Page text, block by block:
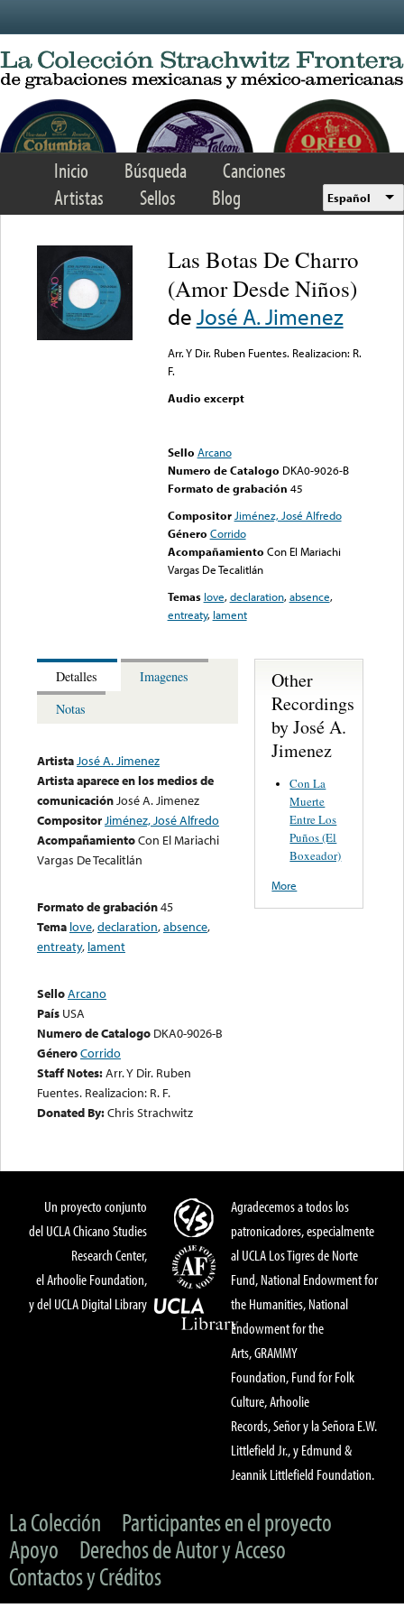
Inicio Búsqueda
Canciones
Artistas
Sellos Blog Español
Las Botas De Charro
(Amor Desde Niños)
deJosé A. Jimenez
Arr. Y Dir. Ruben Fuentes. Realizacion: R.
F.
Audio excerpt
Sello Arcano
Numero de Catalogo DKA0-9026-B
Formato de grabación 45
Compositor Jiménez, José Alfredo
Género Corrido
Acompañamiento Con El Mariachi
Vargas De Tecalitlán
Temas love,declaration,absence,
entreaty, lament
Detalles
Imagenes
Notas
ArtistaJosé A. Jimenez
Artista aparece en los medios de
comunicaciónJosé A. Jimenez
CompositorJiménez, José Alfredo
AcompañamientoCon El Mariachi
Vargas De Tecalitlán
Formato de grabación45
Tema love,declaration,absence,
entreaty, lament
SelloArcano
País USA
Numero de Catalogo DKA0-9026-B
GéneroCorrido
Staff Notes:Arr. Y Dir. Ruben
Fuentes. Realizacion: R. F.
Donated By:Chris Strachwitz
Other
Recordings
by José A.
Jimenez
Con La
Muerte
Entre Los
Puños (El
Boxeador)
More
Un proyecto conjunto
del UCLA Chicano Studies
Research Center,
el Arhoolie Foundation,
y del UCLA Digital Library
Agradecemos a todos los
patronicadores, especialmente
al UCLA Los Tigres de Norte
Fund, National Endowment for
the Humanities, National
Endowment for the
Arts, GRAMMY
Foundation, Fund for Folk
Culture, Arhoolie
Records, Señor y la Señora E.W.
Littlefield Jr., y Edmund &
Jeannik Littlefield Foundation.
La Colección
Participantes en el proyecto
Apoyo
Derechos de Autor y Acceso
Contactos y Créditos